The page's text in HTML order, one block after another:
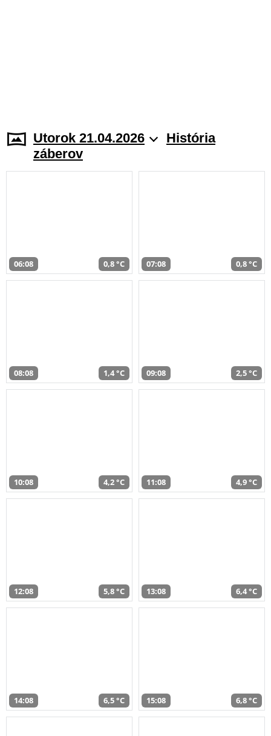
Utorok 21.04.2026
História
záberov
06:08 0,8 °C 07:08 0,8 °C
08:08 1,4 °C 09:08 2,5 °C
10:08 4,2 °C 11:08 4,9 °C
12:08 5,8 °C 13:08 6,4 °C
14:08 6,5 °C 15:08 6,8 °C